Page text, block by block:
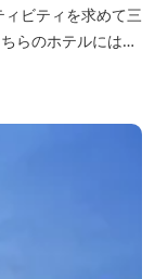
らのホテルには、
壁紙からトイレッ
モチーフがあしら